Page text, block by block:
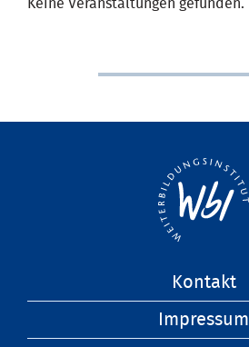
Keine Veranstaltungen gefunden.
Kontakt
Impressum